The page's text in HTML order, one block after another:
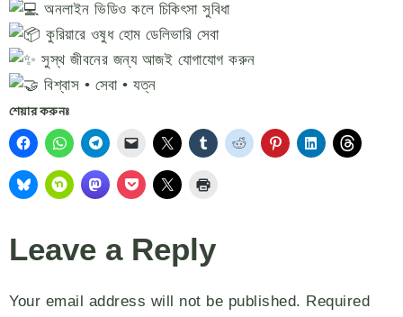
অনলাইন ভিডিও কলে চিকিৎসা সুবিধা
কুরিয়ারে ওষুধ হোম ডেলিভারি সেবা
সুস্থ জীবনের জন্য আজই যোগাযোগ করুন
বিশ্বাস • সেবা • যত্ন
শেয়ার করুনঃ
Leave a Reply
Your email address will not be published. Required